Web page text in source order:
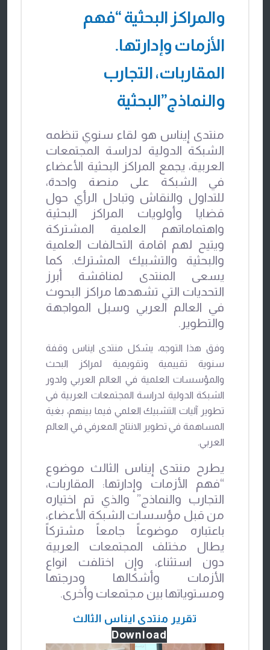
والمراكز البحثية “فهم
الأزمات وإدارتها.
المقاربات، التجارب
والنماذج”البحثية
منتدى إيناس هو لقاء سنوي تنظمه
الشبكة الدولية لدراسة المجتمعات
العربية، يجمع المراكز البحثية الأعضاء
في الشبكة على منصة واحدة،
للتداول والنقاش وتبادل الرأي حول
قضايا وأولويات المراكز البحثية
واهتماماتهم العلمية المشتركة
ويتيح لهم اقامة التحالفات العلمية
والبحثية والتشبيك المشترك. كما
يسعى المنتدى لمناقشة أبرز
التحديات التي تشهدها مراكز البحوث
في العالم العربي وسبل المواجهة
والتطوير.
وفق هذا التوجه، يشكل منتدى ايناس وقفة
سنوية تقييمية وتقويمية لمراكز البحث
والمؤسسات العلمية في العالم العربي ولدور
الشبكة الدولية لدراسة المجتمعات العربية في
تطوير آليات التشبيك العلمي فيما بينهم، بغية
المساهمة في تطوير الانتاج المعرفي في العالم
العربي.
يطرح منتدى إيناس الثالث موضوع
“فهم الأزمات وإدارتها: المقاربات،
التجارب والنماذج” والذي تم اختياره
من قبل مؤسسات الشبكة الأعضاء،
باعتباره موضوعاً جامعاً مشتركاً
يطال مختلف المجتمعات العربية
دون استثناء، وإن اختلفت انواع
الأزمات وأشكالها ودرجتها
ومستوياتها بين مجتمعات وأخرى.
تقرير منتدى ايناس الثالث
Download